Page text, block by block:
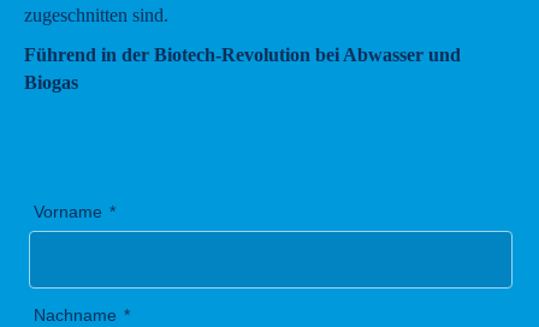
zugeschnitten sind.
Führend in der Biotech-Revolution bei Abwasser und
Biogas
Vorname
Nachname